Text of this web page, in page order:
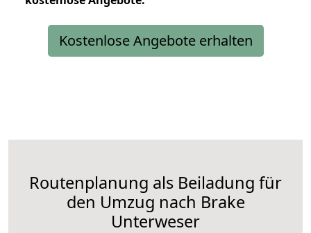
Kostenlose Angebote erhalten
Routenplanung als Beiladung für
den Umzug nach Brake
Unterweser